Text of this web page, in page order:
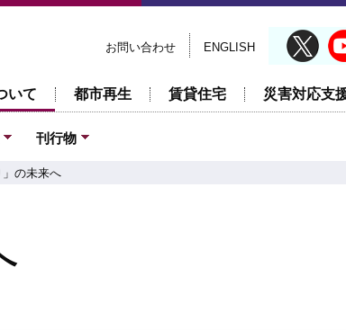
お問い合わせ ENGLISH
いて 都市再生 賃貸住宅 災害対応支
刊行物
の未来へ